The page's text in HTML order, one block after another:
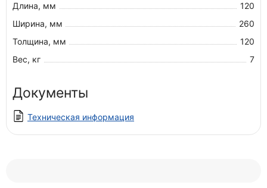
Длина, мм
120
Ширина, мм
260
Толщина, мм
120
Вес, кг
7
Документы
Техническая информация